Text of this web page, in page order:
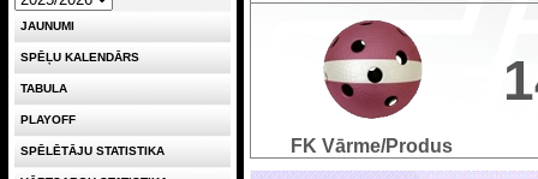
FK Vārme/Produs
JAUNUMI
SPĒĻU KALENDĀRS
TABULA
PLAYOFF
SPĒLĒTĀJU STATISTIKA